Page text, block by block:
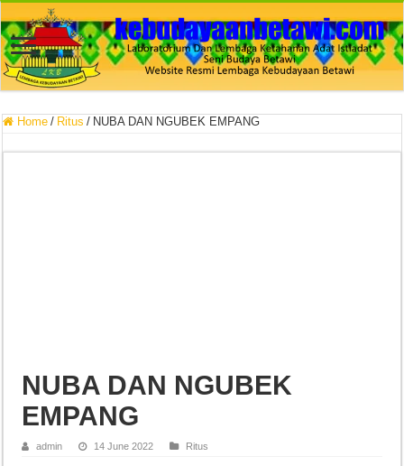
Home / Ritus / NUBA DAN NGUBEK EMPANG
NUBA DAN NGUBEK
EMPANG
admin 14 June 2022 Ritus